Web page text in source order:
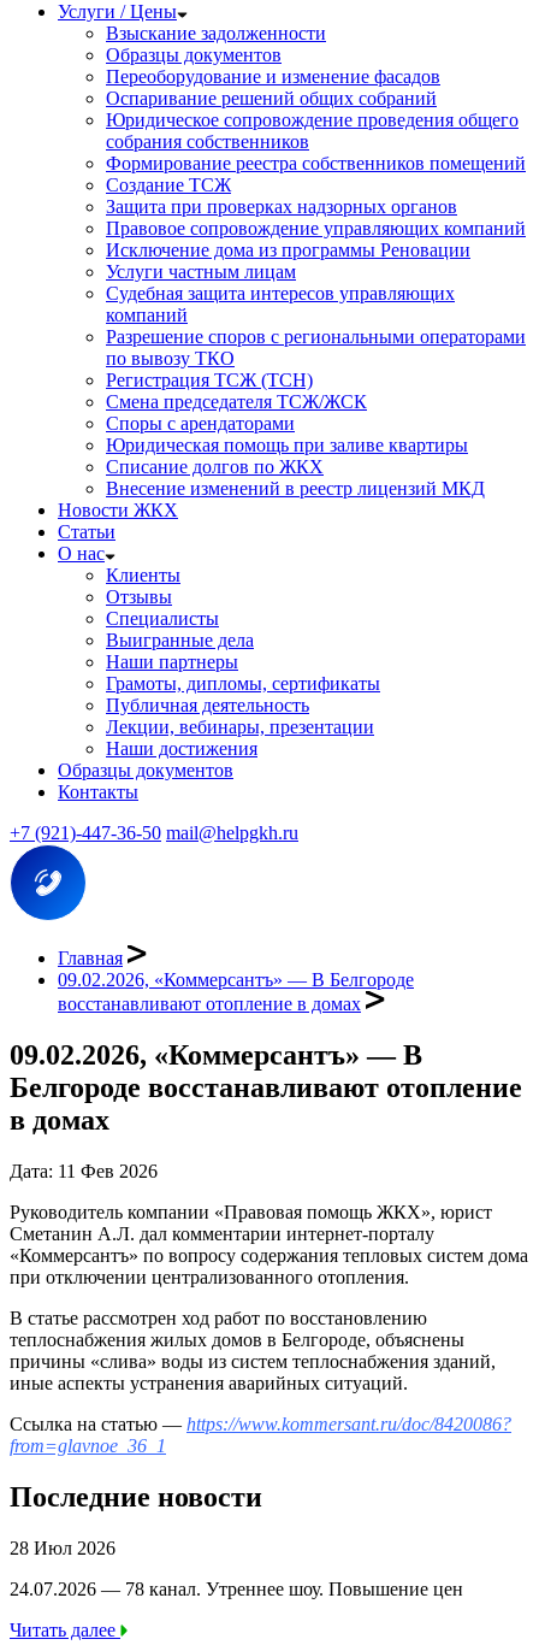
Услуги / Цены
Взыскание задолженности
Образцы документов
Переоборудование и изменение фасадов
Оспаривание решений общих собраний
Юридическое сопровождение проведения общего
собрания собственников
Формирование реестра собственников помещений
Создание ТСЖ
Защита при проверках надзорных органов
Правовое сопровождение управляющих компаний
Исключение дома из программы Реновации
Услуги частным лицам
Судебная защита интересов управляющих
компаний
Разрешение споров с региональными операторами
по вывозу ТКО
Регистрация ТСЖ (ТСН)
Смена председателя ТСЖ/ЖСК
Споры с арендаторами
Юридическая помощь при заливе квартиры
Списание долгов по ЖКХ
Внесение изменений в реестр лицензий МКД
Новости ЖКХ
Статьи
О нас
Клиенты
Отзывы
Специалисты
Выигранные дела
Наши партнеры
Грамоты, дипломы, сертификаты
Публичная деятельность
Лекции, вебинары, презентации
Наши достижения
Образцы документов
Контакты
+7 (921)-447-36-50 mail@helpgkh.ru
Главная
09.02.2026, «Коммерсантъ» — В Белгороде
восстанавливают отопление в домах
09.02.2026, «Коммерсантъ» — В
Белгороде восстанавливают отопление
в домах
Дата: 11 Фев 2026
Руководитель компании «Правовая помощь ЖКХ», юрист
Сметанин А.Л. дал комментарии интернет-порталу
«Коммерсантъ» по вопросу содержания тепловых систем дома
при отключении централизованного отопления.
В статье рассмотрен ход работ по восстановлению
теплоснабжения жилых домов в Белгороде, объяснены
причины «слива» воды из систем теплоснабжения зданий,
иные аспекты устранения аварийных ситуаций.
Ссылка на статью — https://www.kommersant.ru/doc/8420086?
from=glavnoe_36_1
Последние новости
28 Июл 2026
24.07.2026 — 78 канал. Утреннее шоу. Повышение цен
Читать далее